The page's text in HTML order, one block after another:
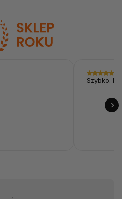
Szybko. I